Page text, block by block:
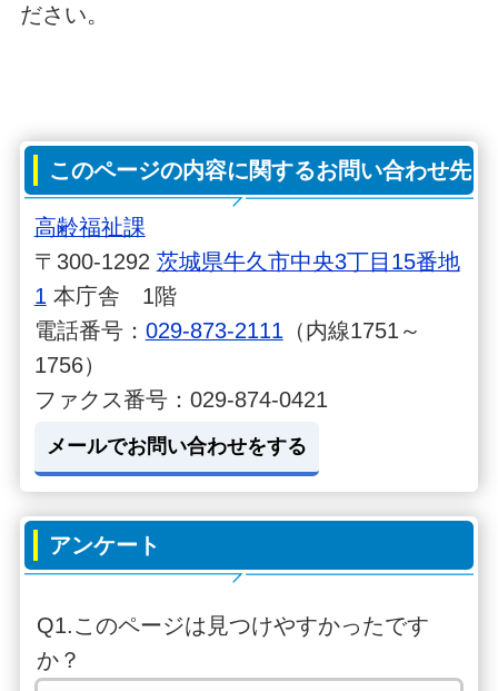
ださい。
このページの内容に関するお問い合わせ先
高齢福祉課
〒300-1292 茨城県牛久市中央3丁目15番地
1 本庁舎 1階
電話番号： 029-873-2111 （内線1751～
1756）
ファクス番号：029-874-0421
メールでお問い合わせをする
アンケート
Q1.このページは見つけやすかったです
か？